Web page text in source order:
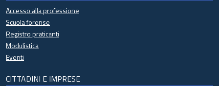
Accesso alla professione
Scuola forense
Registro praticanti
Modulistica
Eventi
CITTADINI E IMPRESE